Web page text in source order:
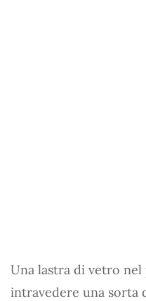
Una lastra di vetro nel
intravedere una sorta